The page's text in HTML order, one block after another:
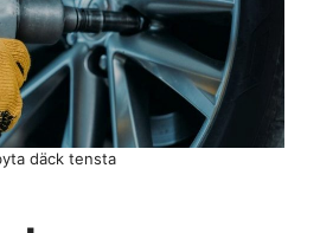
däck tensta